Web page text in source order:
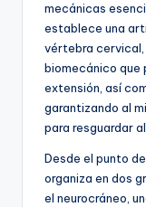
mecánicas
establece una
vértebra cervical,
biomecánico que
extensión, así
garantizando al
para resguardar
Desde el punto
organiza en dos
el neurocráneo,